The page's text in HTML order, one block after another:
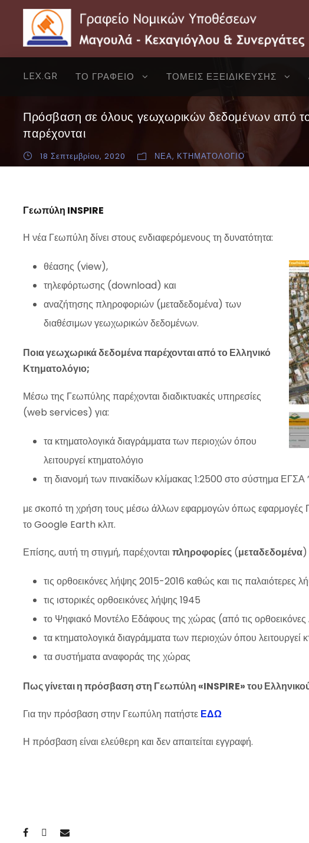
LEX.GR ΤΟ ΓΡΑΦΕΙΟ ΤΟΜΕΙΣ ΕΞΕΙΔΙΚΕΥΣΗΣ
Πρόσβαση σε όλους γεωχωρικών δεδομένων από
παρέχονται
18 Σεπτεμβρίου, 2020 ΝΕΑ, ΚΤΗΜΑΤΟΛΟΓΙΟ
Γεωπύλη INSPIRE
Η νέα Γεωπύλη δίνει στους ενδιαφερόμενους τη δυνατότητα:
θέασης (view),
τηλεφόρτωσης (download) και
αναζήτησης πληροφοριών (μεταδεδομένα) των
διαθέσιμων γεωχωρικών δεδομένων.
Ποια γεωχωρικά δεδομένα παρέχονται από το Ελληνικό
Κτηματολόγιο;
Μέσω της Γεωπύλης παρέχονται διαδικτυακές υπηρεσίες
(web services) για:
τα κτηματολογικά διαγράμματα των περιοχών όπου
λειτουργεί κτηματολόγιο
τη διανομή των πινακίδων κλίμακας 1:2500 στο σύστημα ΕΓΣΑ
με σκοπό τη χρήση τους μέσω άλλων εφαρμογών όπως
το Google Earth κλπ.
Επίσης, αυτή τη στιγμή, παρέχονται πληροφορίες (μεταδεδομένα)
τις ορθοεικόνες λήψης 2015-2016 καθώς και τις
τις ιστορικές ορθοεικόνες λήψης 1945
το Ψηφιακό Μοντέλο Εδάφους της χώρας (από τις
τα κτηματολογικά διαγράμματα των περιοχών όπου λειτουργεί
τα συστήματα αναφοράς της χώρας
Πως γίνεται η πρόσβαση στη Γεωπύλη «INSPIRE» του
Για την πρόσβαση στην Γεωπύλη πατήστε ΕΔΩ
Η πρόσβαση είναι ελεύθερη και δεν απαιτείται εγγραφή.